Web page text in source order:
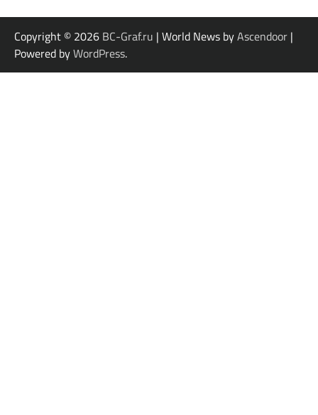
Copyright © 2026 BC-Graf.ru | World News byAscendoor |
Powered byWordPress.